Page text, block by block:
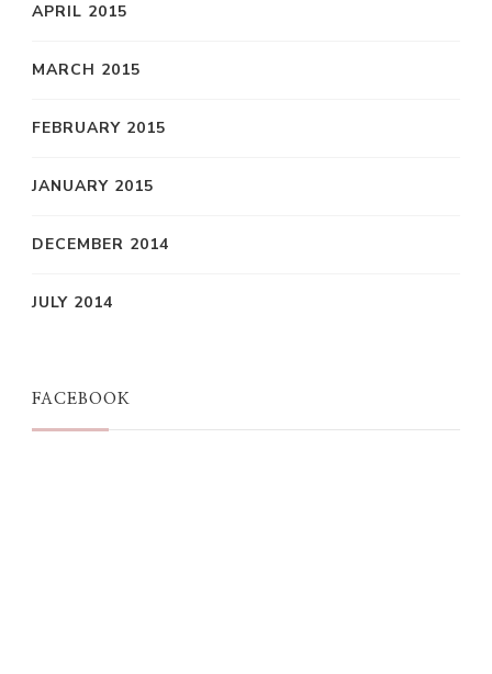
APRIL 2015
MARCH 2015
FEBRUARY 2015
JANUARY 2015
DECEMBER 2014
JULY 2014
FACEBOOK